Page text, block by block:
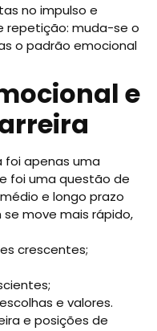
no impulso e
repetição: muda-se o
o padrão emocional
e
foi apenas uma
foi uma questão de
e longo prazo
move mais rápido,
crescentes;
e valores.
e posições de